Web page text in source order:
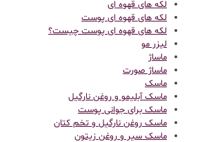
لکه های قهوه ای
لکه های قهوه ای پوست
لکه های قهوه ای پوست چیست؟
لیزر مو
ماساژ
ماساژ صورت
ماسک
ماسک آبلیمو و روغن نارگیل
ماسک برای جوانی پوست
ماسک روغن نارگیل و تخم کتان
ماسک سیر و روغن زیتون